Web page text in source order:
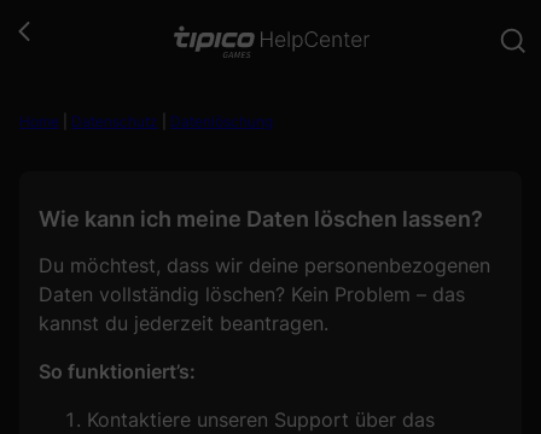
Inhalt
Home Datenschutz Datenlöschung
Wie kann ich meine Daten löschen lassen?
Du möchtest, dass wir deine personenbezogenen
Daten vollständig löschen? Kein Problem – das
kannst du jederzeit beantragen.
So funktioniert’s:
Kontaktiere unseren Support über das